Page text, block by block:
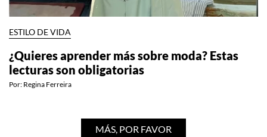
ESTILO DE VIDA
¿Quieres aprender más sobre moda? Estas
lecturas son obligatorias
Por: Regina Ferreira
MÁS, POR FAVOR